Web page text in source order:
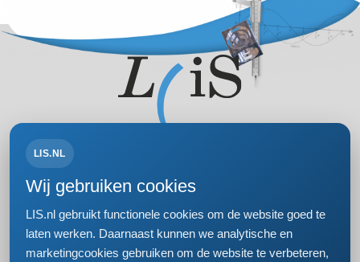
Volg ons op:
LIS.NL
Wij gebruiken cookies
LIS.nl gebruikt functionele cookies om de website goed te
laten werken. Daarnaast kunnen we analytische en
marketingcookies gebruiken om de website te verbeteren,